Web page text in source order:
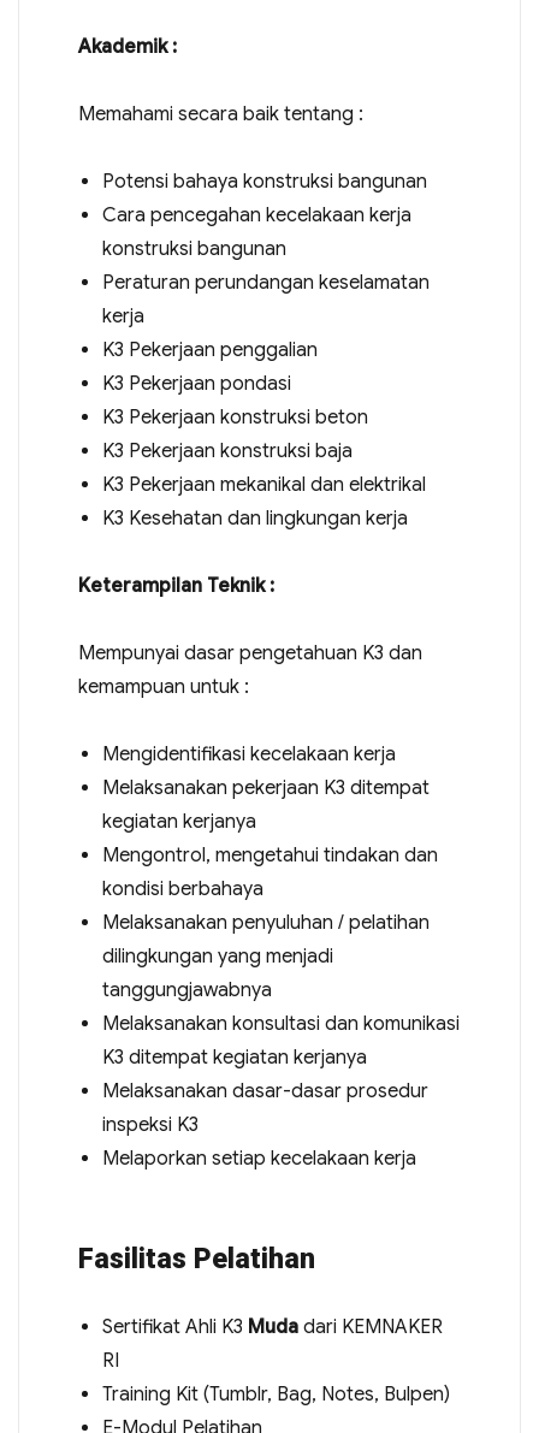
Akademik :
Memahami secara baik tentang :
Potensi bahaya konstruksi bangunan
Cara pencegahan kecelakaan kerja
konstruksi bangunan
Peraturan perundangan keselamatan
kerja
K3 Pekerjaan penggalian
K3 Pekerjaan pondasi
K3 Pekerjaan konstruksi beton
K3 Pekerjaan konstruksi baja
K3 Pekerjaan mekanikal dan elektrikal
K3 Kesehatan dan lingkungan kerja
Keterampilan Teknik :
Mempunyai dasar pengetahuan K3 dan
kemampuan untuk :
Mengidentifikasi kecelakaan kerja
Melaksanakan pekerjaan K3 ditempat
kegiatan kerjanya
Mengontrol, mengetahui tindakan dan
kondisi berbahaya
Melaksanakan penyuluhan / pelatihan
dilingkungan yang menjadi
tanggungjawabnya
Melaksanakan konsultasi dan komunikasi
K3 ditempat kegiatan kerjanya
Melaksanakan dasar-dasar prosedur
inspeksi K3
Melaporkan setiap kecelakaan kerja
Fasilitas Pelatihan
Sertifikat Ahli K3 Mudadari KEMNAKER
RI
Training Kit (Tumblr, Bag, Notes, Bulpen)
E-Modul Pelatihan